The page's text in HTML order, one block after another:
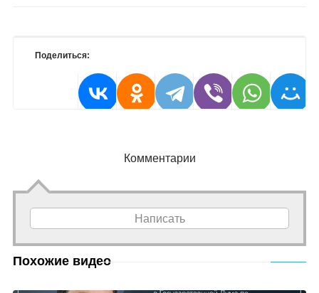
Поделиться:
Комментарии
Написать
Похожие видео